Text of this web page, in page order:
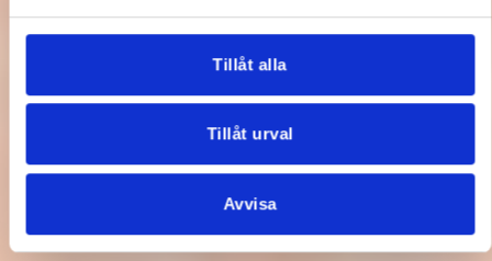
Tillåt alla
Tillåt urval
Avvisa